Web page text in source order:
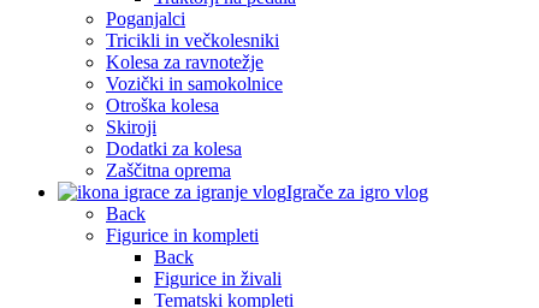
Poganjalci
Tricikli in večkolesniki
Kolesa za ravnotežje
Vozički in samokolnice
Otroška kolesa
Skiroji
Dodatki za kolesa
Zaščitna oprema
Igrače za igro vlog
Back
Figurice in kompleti
Back
Figurice in živali
Tematski kompleti